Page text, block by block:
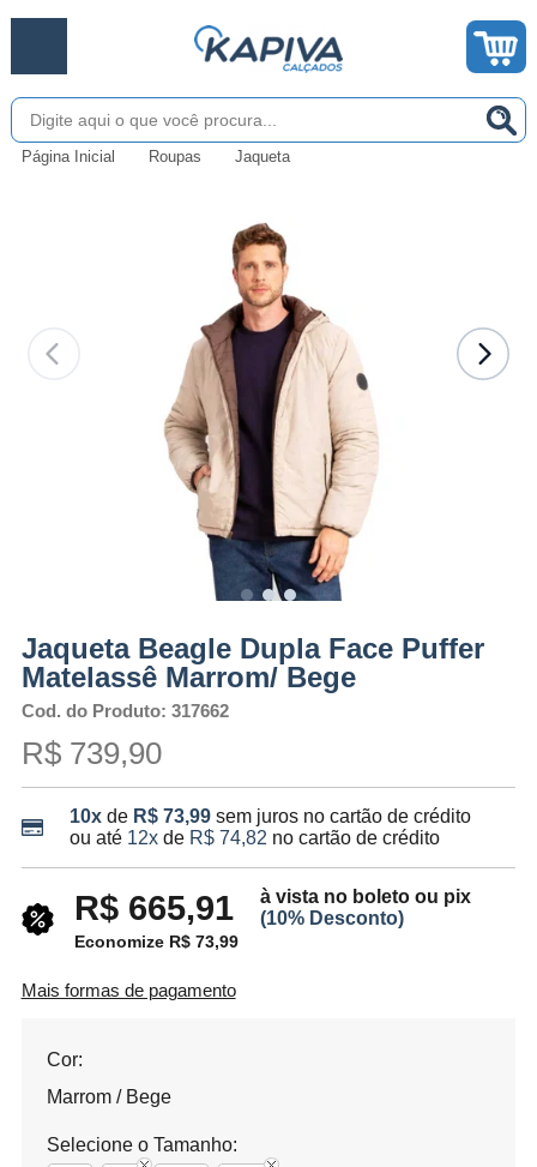
Página Inicial Roupas Jaqueta
Jaqueta Beagle Dupla Face Puffer
Matelassê Marrom/ Bege
Cod. do Produto: 317662
R$ 739,90
10xde R$ 73,99 sem juros no cartão de crédito
ou até 12xde R$ 74,82 no cartão de crédito
R$ 665,91
à vista no boleto ou pix
(10% Desconto)
Economize R$ 73,99
Mais formas de pagamento
Cor:
Marrom / Bege
Selecione o Tamanho: